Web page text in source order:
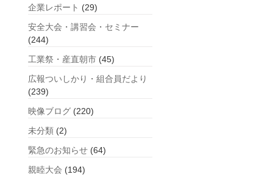
企業レポート (29)
安全大会・講習会・セミナー
(244)
工業祭・産直朝市 (45)
広報ついしかり・組合員だより
(239)
映像ブログ (220)
未分類 (2)
緊急のお知らせ (64)
親睦大会 (194)